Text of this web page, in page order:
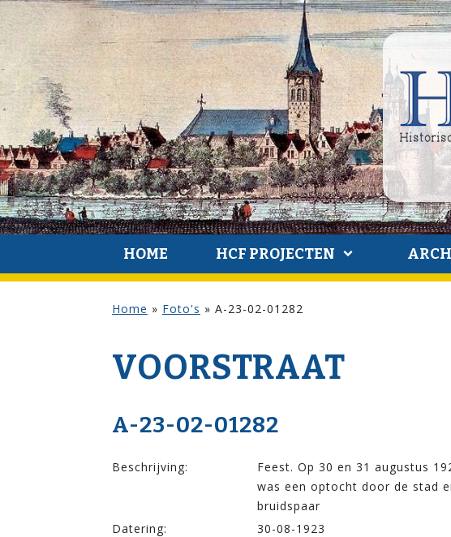
HOME HCF PROJECTEN
Home » Foto's » A-23-02-01282
VOOR­STRAAT
A-23-02-01282
Beschrijving:
Feest. Op 30 en 31 augustus
was een optocht door de stad
bruidspaar
Datering:
30-08-1923